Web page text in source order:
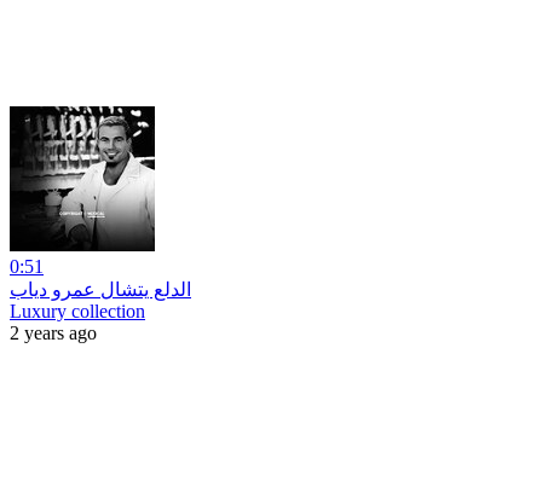
0:51
الدلع يتشال عمرو دياب
Luxury collection
2 years ago